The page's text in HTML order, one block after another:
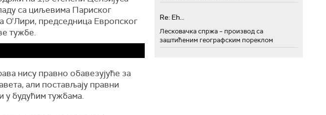
са циљевима Париског
О’Лири, председница Европског
тужбе.
нису правно обавезујуће за
али постављају правни
у будућим тужбама.
Re: Eh...
Лесковачка спржа – производ са
заштићеним географским пореклом